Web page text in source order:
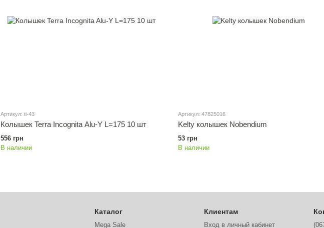
Артикул: ti-43
Колышек Terra Incognita Alu-Y L=175 10 шт
556 грн
В наличии
Артикул: 47825016
Kelty колышек Nobendium
53 грн
В наличии
Каталог
Mega Sale
Клиентам
Вход в личный кабинет